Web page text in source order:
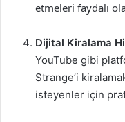
etmeleri faydalı
Dijital Kiralama
YouTube gibi
Strange’i
isteyenler için